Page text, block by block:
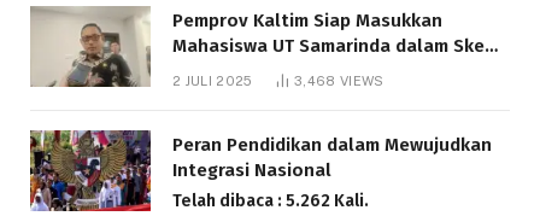
Pemprov Kaltim Siap Masukkan
Mahasiswa UT Samarinda dalam Skema
Bantuan Pendidikan Gratispol
2 JULI 2025 3,468 VIEWS
Peran Pendidikan dalam Mewujudkan
Integrasi Nasional
Telah dibaca : 5.262 Kali.